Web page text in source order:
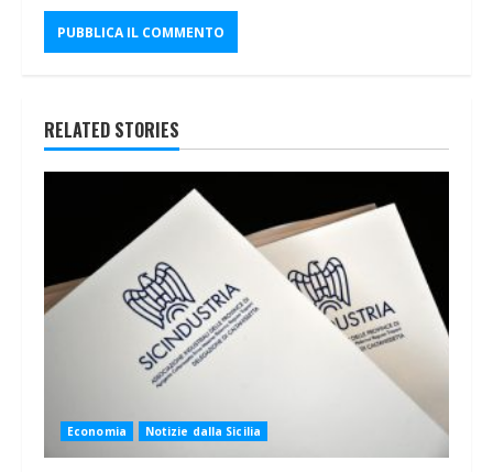
RELATED STORIES
Economia Notizie dalla Sicilia